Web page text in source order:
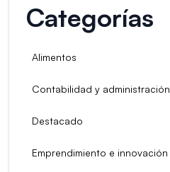
Categorías
Alimentos
Contabilidad y administración
Destacado
Emprendimiento e innovación